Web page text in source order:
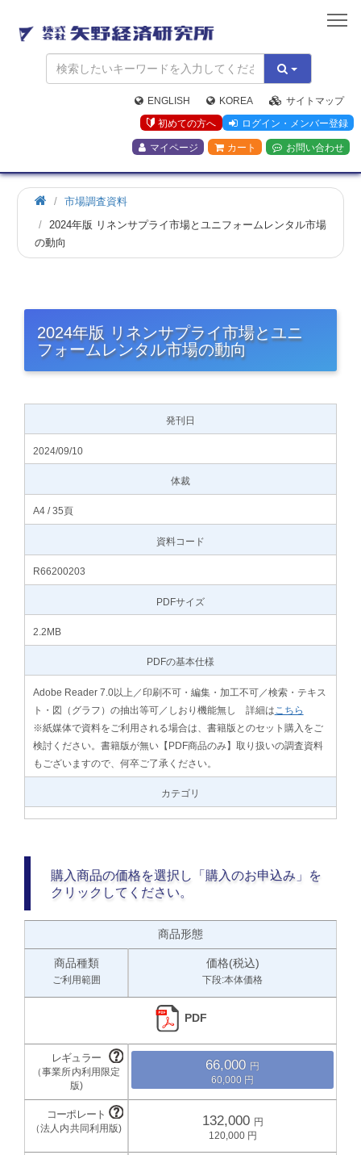
矢
野
経
済
研
究
所
ENGLISH KOREA
サイトマップ
初めての方へ
ログイン・メンバー登録
マイページ カート お問い合わせ
市場調査資料
2024年版 リネンサプライ市場とユニフォームレンタル市場
の動向
2024年版 リネンサプライ市場とユニ
フォームレンタル市場の動向
発刊日
2024/09/10
体裁
A4 / 35頁
資料コード
R66200203
PDFサイズ
2.2MB
PDFの基本仕様
Adobe Reader 7.0以上／印刷不可・編集・加工不可／検索・テキス
ト・図（グラフ）の抽出等可／しおり機能無し 詳細はこちら
※紙媒体で資料をご利用される場合は、書籍版とのセット購入をご
検討ください。書籍版が無い【PDF商品のみ】取り扱いの調査資料
もございますので、何卒ご了承ください。
カテゴリ
購入商品の価格を選択し「購入のお申込み」を
クリックしてください。
商品形態
商品種類
ご利用範囲
価格(税込)
下段:本体価格
PDF
66,000
60,000
132,000
120,000